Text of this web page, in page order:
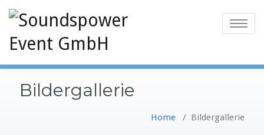
Toggle
Bildergallerie
Home / Bildergallerie